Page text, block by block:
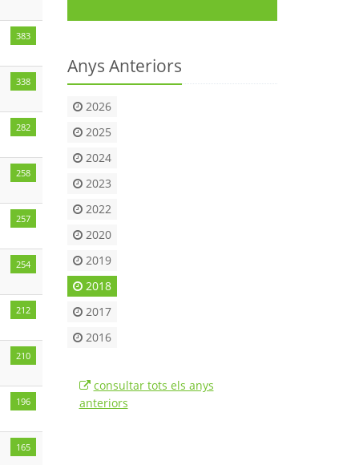
383
338
282
258
257
254
212
210
196
165
Anys Anteriors
2026
2025
2024
2023
2022
2020
2019
2018
2017
2016
consultar tots els anys
anteriors